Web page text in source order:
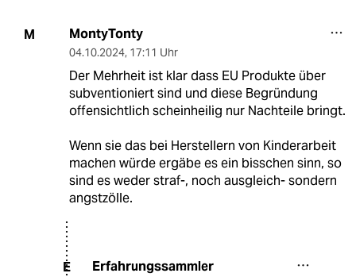
M MontyTonty
04.10.2024, 17:11 Uhr
Der Mehrheit ist klar dass EU Produkte über
subventioniert sind und diese Begründung
offensichtlich scheinheilig nur Nachteile bringt.
Wenn sie das bei Herstellern von Kinderarbeit
machen würde ergäbe es ein bisschen sinn, so
sind es weder straf-, noch ausgleich- sondern
angstzölle.
E Erfahrungssammler